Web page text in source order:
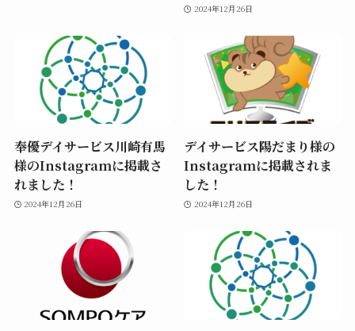
2024年12月26日
奉優デイサービス川崎有馬
様のInstagramに掲載さ
れました！
2024年12月26日
デイサービス陽だまり様の
Instagramに掲載されま
した！
2024年12月26日